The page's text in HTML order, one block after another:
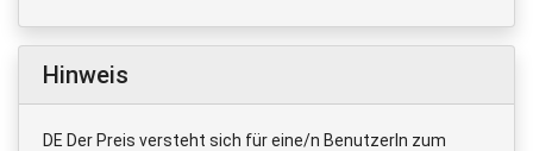
Hinweis
DE Der Preis versteht sich für eine/n BenutzerIn zum